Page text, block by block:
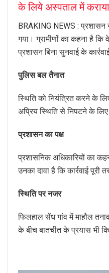
के लिये अस्पताल में कराया
BRAKING NEWS :
गया। ग्रामीणों का कहना है कि
प्रशासन बिना सुनवाई के
पुलिस बल तैनात
स्थिति को नियंत्रित करने के
अप्रिय स्थिति से निपटने के
प्रशासन का पक्ष
प्रशासनिक अधिकारियों का
उनका दावा है कि कार्रवाई
स्थिति पर नजर
फिलहाल सेंध गांव में माहौल
के बीच बातचीत के प्रयास भी